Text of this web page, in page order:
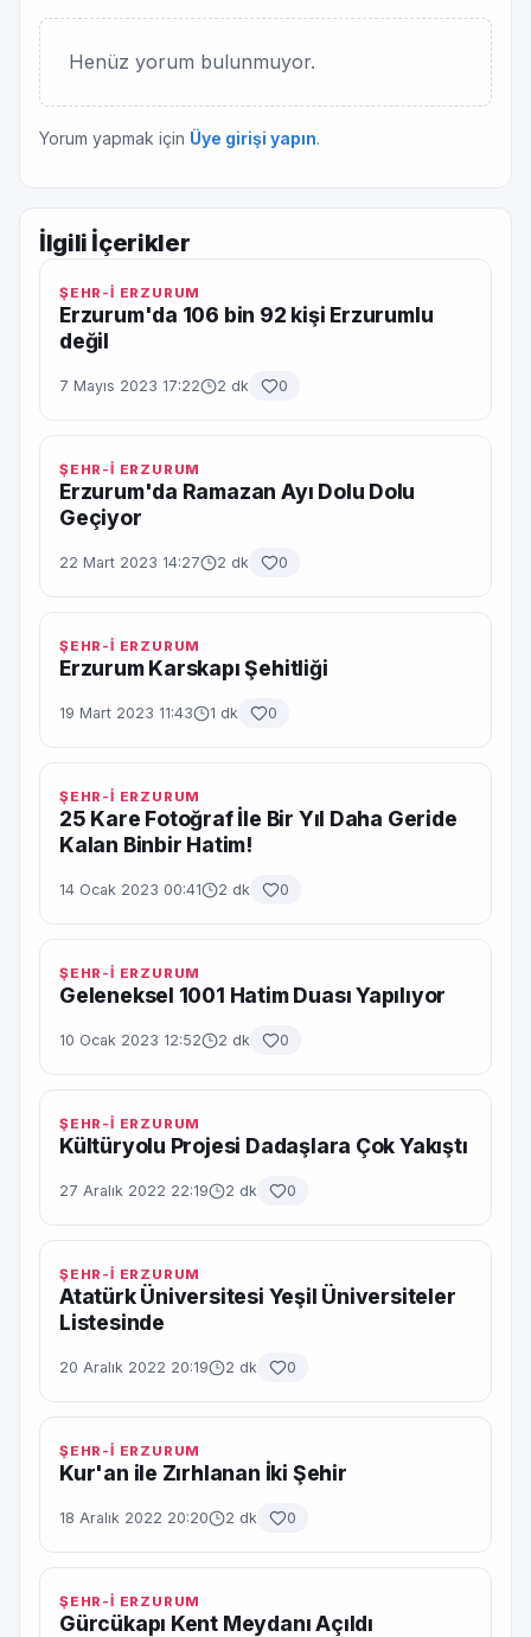
Henüz yorum bulunmuyor.
Yorum yapmak için Üye girişi yapın.
İlgili İçerikler
ŞEHR-İ ERZURUM
Erzurum'da 106 bin 92 kişi Erzurumlu
değil
7 Mayıs 2023 17:22 2 dk 0
ŞEHR-İ ERZURUM
Erzurum'da Ramazan Ayı Dolu Dolu
Geçiyor
22 Mart 2023 14:27 2 dk 0
ŞEHR-İ ERZURUM
Erzurum Karskapı Şehitliği
19 Mart 2023 11:43 1 dk 0
ŞEHR-İ ERZURUM
25 Kare Fotoğraf İle Bir Yıl Daha Geride
Kalan Binbir Hatim!
14 Ocak 2023 00:41 2 dk 0
ŞEHR-İ ERZURUM
Geleneksel 1001 Hatim Duası Yapılıyor
10 Ocak 2023 12:52 2 dk 0
ŞEHR-İ ERZURUM
Kültüryolu Projesi Dadaşlara Çok Yakıştı
27 Aralık 2022 22:19 2 dk 0
ŞEHR-İ ERZURUM
Atatürk Üniversitesi Yeşil Üniversiteler
Listesinde
20 Aralık 2022 20:19 2 dk 0
ŞEHR-İ ERZURUM
Kur'an ile Zırhlanan İki Şehir
18 Aralık 2022 20:20 2 dk 0
ŞEHR-İ ERZURUM
Gürcükapı Kent Meydanı Açıldı